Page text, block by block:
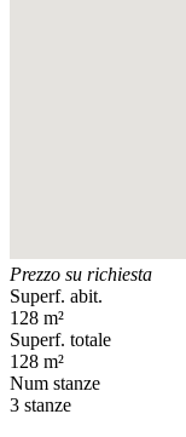
Prezzo su richiesta
Superf. abit.
128 m²
Superf. totale
128 m²
Num stanze
3 stanze